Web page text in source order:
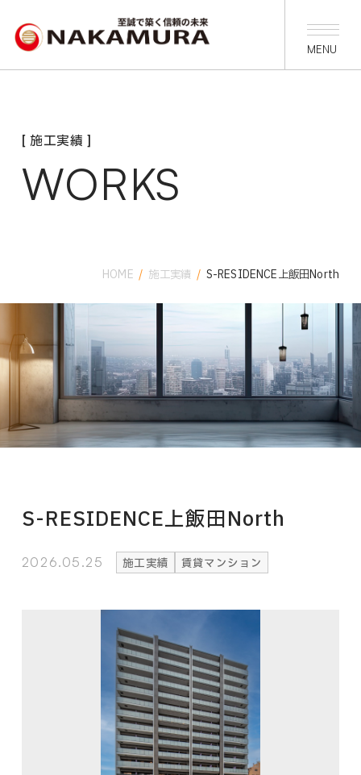
[ 施工実績 ]
WORKS
HOME / 施工実績 / S-RESIDENCE上飯田North
S-RESIDENCE上飯田North
2026.05.25 施工実績 賃貸マンション